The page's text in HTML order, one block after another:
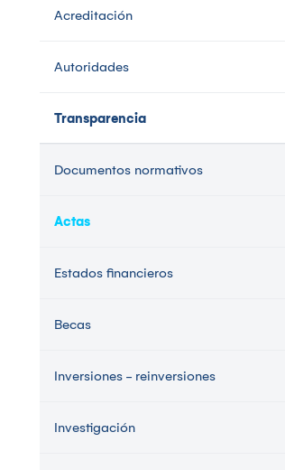
Acreditación
Autoridades
Transparencia
Documentos normativos
Actas
Estados financieros
Becas
Inversiones - reinversiones
Investigación